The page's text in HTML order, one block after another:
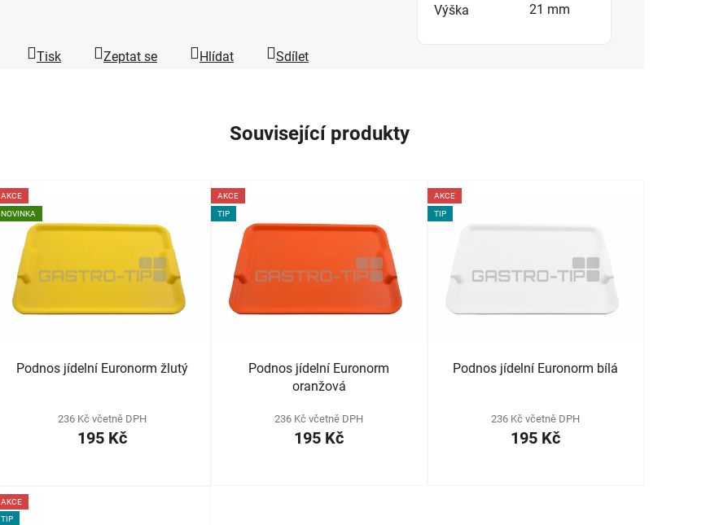
Výška 21 mm
Tisk Zeptat se Hlídat Sdílet
Související produkty
AKCE
NOVINKA
Podnos jídelní Euronorm žlutý
236 Kč včetně DPH
195 Kč
AKCE
TIP
Podnos jídelní Euronorm
oranžová
236 Kč včetně DPH
195 Kč
AKCE
TIP
Podnos jídelní Euronorm bílá
236 Kč včetně DPH
195 Kč
AKCE
TIP